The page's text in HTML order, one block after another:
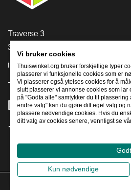
[_General:Contact]
Traverse 3
3905 NL Veenendaal
info@thuiswinkel.org
+31 (0)318 64 85 75
Vi bruker cookies
Thuiswinkel.org bruker forskjellige typer
plasserer vi funksjonelle cookies som er
Vi plasserer også ytelses cookies for å
slutt plasserer vi annonse cookies som
på "Godta alle" samtykker du til
endre valg" kan du gjøre ditt eget valg og
plassere nødvendige cookies. Hvis du
ditt valg av cookies senere, vennligst se
Kun nødvendige